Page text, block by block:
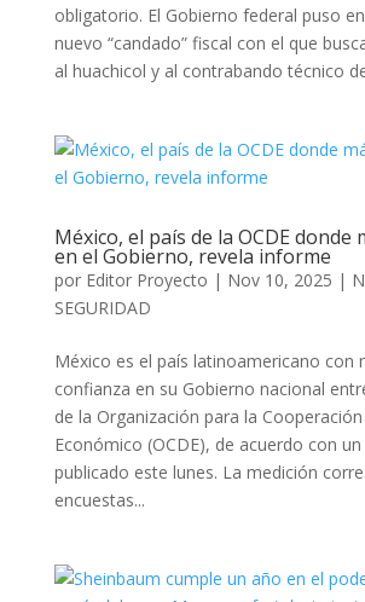
obligatorio. El Gobierno federal puso
nuevo “candado” fiscal con el que
al huachicol y al contrabando técnico
México, el país de la OCDE donde
en el Gobierno, revela informe
por Editor Proyecto | Nov 10, 2025 |
SEGURIDAD
México es el país latinoamericano con
confianza en su Gobierno nacional
de la Organización para la
Económico (OCDE), de acuerdo con
publicado este lunes. La medición
encuestas...